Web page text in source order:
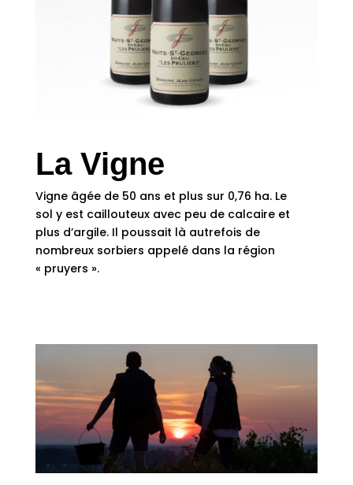
La Vigne
Vigne âgée de 50 ans et plus sur 0,76 ha. Le
sol y est caillouteux avec peu de calcaire et
plus d’argile. Il poussait là autrefois de
nombreux sorbiers appelé dans la région
« pruyers ».